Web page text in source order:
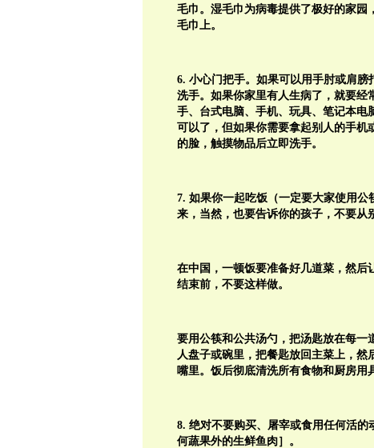
毛巾。湿毛巾为病毒提供了极好的家园
毛巾上。
6. 小心门把手。如果可以用手肘或肩
洗手。如果你家里有人生病了，就要经
手、台式电脑、手机、玩具、笔记本电
可以了，但如果你需要拿起别人的手机
的脸，触摸物品后立即洗手。
7. 如果你一起吃饭（一定要大家使用
来，当然，也要告诉你的孩子，不要从
在中国，一顿饭要准备好几道菜，然后
结束前，不要这样做。
要用公筷和公共汤勺，把汤匙放在每一
人盘子或碗里，把餐匙放回主菜上，然
嘴里。饭后彻底清洗所有食物和厨房用
8. 绝对不要购买、屠宰或食用任何活
何蔬果外的生鲜鱼肉］。